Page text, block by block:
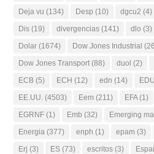
Deja vu (134) Desp (10) dgcu2 (4)
Dis (19) divergencias (141) dlo (3)
Dolar (1674) Dow Jones Industrial
Dow Jones Transport (88) duol (2)
ECB (5) ECH (12) edn (14) EDU
EE.UU. (4503) Eem (211) EFA(1)
EGRNF (1) Emb (32) Emerging
Energia (377) enph (1) epam (3)
Erj (3) ES (73) escritos (3)